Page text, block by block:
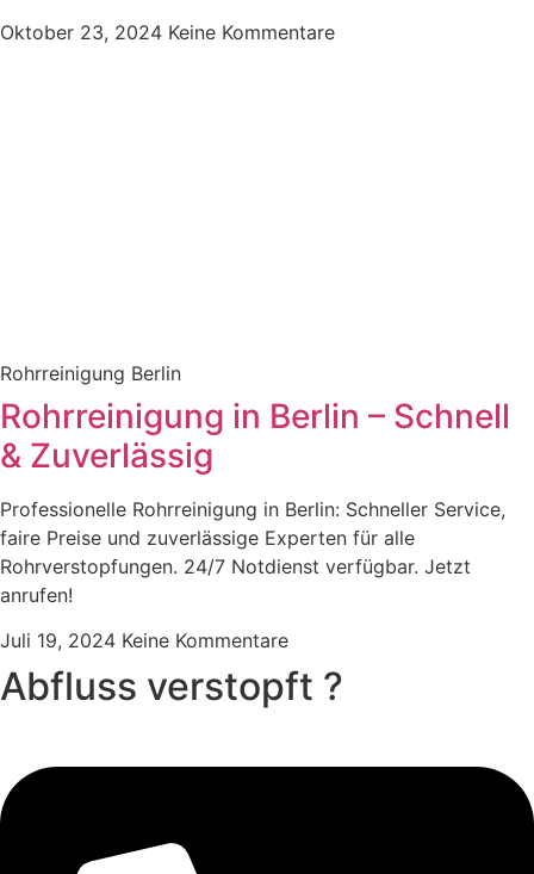
Oktober 23, 2024 Keine Kommentare
Rohrreinigung Berlin
Rohrreinigung in Berlin – Schnell
& Zuverlässig
Professionelle Rohrreinigung in Berlin: Schneller Service,
faire Preise und zuverlässige Experten für alle
Rohrverstopfungen. 24/7 Notdienst verfügbar. Jetzt
anrufen!
Juli 19, 2024 Keine Kommentare
Abfluss verstopft ?